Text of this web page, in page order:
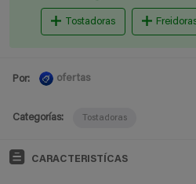
Tostadoras
Por: ofertas
Categorías: Tostadoras
CARACTERISTÍCAS